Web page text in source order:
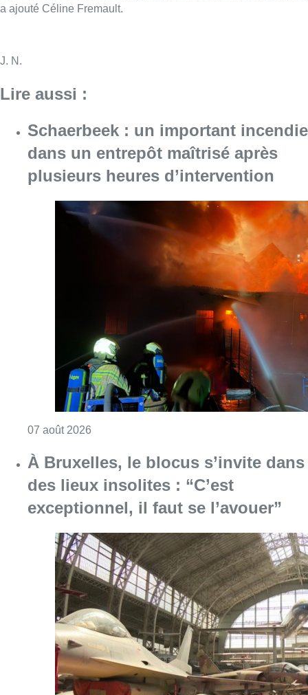
a ajouté Céline Fremault.
J. N.
Lire aussi :
Schaerbeek : un important incendie
dans un entrepôt maîtrisé après
plusieurs heures d’intervention
07 août 2026
À Bruxelles, le blocus s’invite dans
des lieux insolites : “C’est
exceptionnel, il faut se l’avouer”